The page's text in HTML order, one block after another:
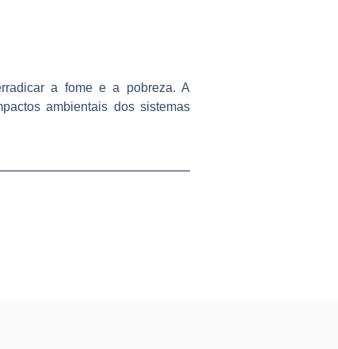
a fome e a pobreza. A
ambientais dos sistemas